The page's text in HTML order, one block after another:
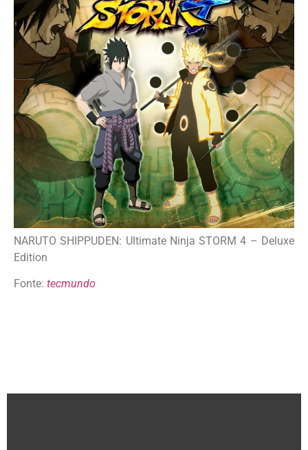
NARUTO SHIPPUDEN: Ultimate Ninja STORM 4 – Deluxe
Edition
Fonte: tecmundo